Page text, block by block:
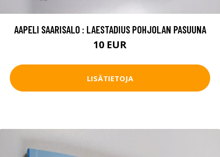
AAPELI SAARISALO : LAESTADIUS POHJOLAN PASUUNA
10 EUR
LISÄTIETOJA